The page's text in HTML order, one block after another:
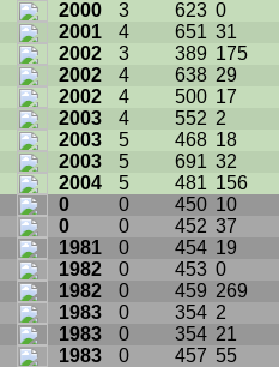
2000 3 623 0
2001 4 651 31
2002 3 389 175
2002 4 638 29
2002 4 500 17
2003 4 552 2
2003 5 468 18
2003 5 691 32
2004 5 481 156
0 0 450 10
0 0 452 37
1981 0 454 19
1982 0 453 0
1982 0 459 269
1983 0 354 2
1983 0 354 21
1983 0 457 55